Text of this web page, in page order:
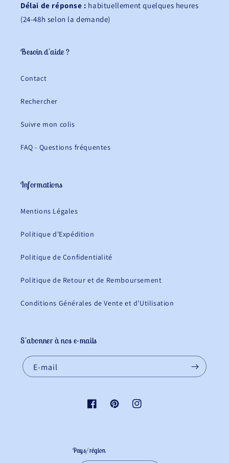
Délai de réponse : habituellement quelques heures
(24-48h selon la demande)
Besoin d'aide ?
Contact
Rechercher
Suivre mon colis
FAQ - Questions fréquentes
Informations
Mentions Légales
Politique d’Expédition
Politique de Confidentialité
Politique de Retour et de Remboursement
Conditions Générales de Vente et d’Utilisation
S'abonner à nos e-mails
E-mail
FacebookPinterestInstagram
Pays/région